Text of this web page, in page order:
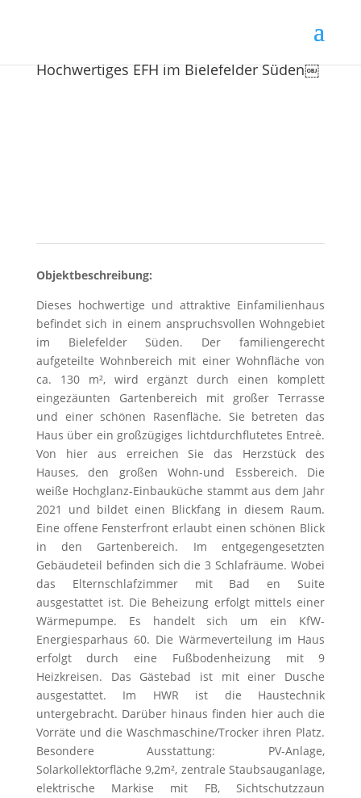
Hochwertiges EFH im Bielefelder Süden￼
Objektbeschreibung:
Dieses hochwertige und attraktive Einfamilienhaus
befindet sich in einem anspruchsvollen Wohngebiet
im Bielefelder Süden. Der familiengerecht
aufgeteilte Wohnbereich mit einer Wohnfläche von
ca. 130 m², wird ergänzt durch einen komplett
eingezäunten Gartenbereich mit großer Terrasse
und einer schönen Rasenfläche. Sie betreten das
Haus über ein großzügiges lichtdurchflutetes Entreè.
Von hier aus erreichen Sie das Herzstück des
Hauses, den großen Wohn-und Essbereich. Die
weiße Hochglanz-Einbauküche stammt aus dem Jahr
2021 und bildet einen Blickfang in diesem Raum.
Eine offene Fensterfront erlaubt einen schönen Blick
in den Gartenbereich. Im entgegengesetzten
Gebäudeteil befinden sich die 3 Schlafräume. Wobei
das Elternschlafzimmer mit Bad en Suite
ausgestattet ist. Die Beheizung erfolgt mittels einer
Wärmepumpe. Es handelt sich um ein KfW-
Energiesparhaus 60. Die Wärmeverteilung im Haus
erfolgt durch eine Fußbodenheizung mit 9
Heizkreisen. Das Gästebad ist mit einer Dusche
ausgestattet. Im HWR ist die Haustechnik
untergebracht. Darüber hinaus finden hier auch die
Vorräte und die Waschmaschine/Trocker ihren Platz.
Besondere Ausstattung: PV-Anlage,
Solarkollektorfläche 9,2m², zentrale Staubsauganlage,
elektrische Markise mit FB, Sichtschutzzaun